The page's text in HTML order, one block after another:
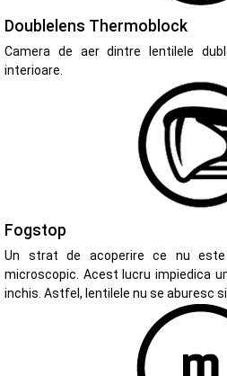
Doublelens Thermoblock
Camera de aer dintre lentilele
interioare.
Fogstop
Un strat de acoperire ce nu
microscopic. Acest lucru impiedica
inchis. Astfel, lentilele nu se aburesc